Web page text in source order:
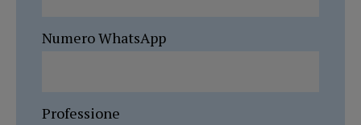
Numero WhatsApp
Professione